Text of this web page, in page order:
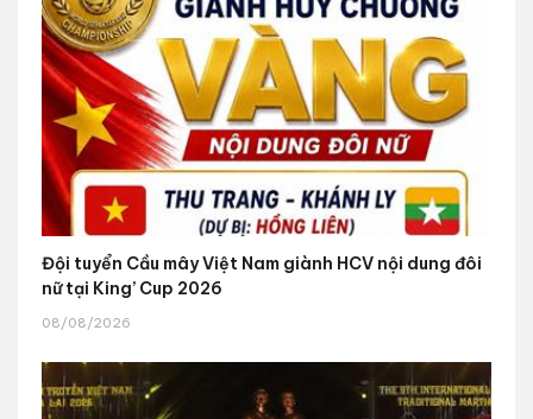
Đội tuyển Cầu mây Việt Nam giành HCV nội dung đôi
nữ tại King’ Cup 2026
08/08/2026